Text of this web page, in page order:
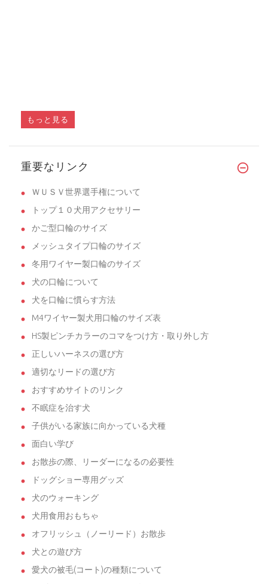
もっと見る
重要なリンク
ＷＵＳＶ世界選手権について
トップ１０犬用アクセサリー
かご型口輪のサイズ
メッシュタイプ口輪のサイズ
冬用ワイヤー製口輪のサイズ
犬の口輪について
犬を口輪に慣らす方法
M4ワイヤー製犬用口輪のサイズ表
HS製ピンチカラーのコマをつけ方・取り外し方
正しいハーネスの選び方
適切なリードの選び方
おすすめサイトのリンク
不眠症を治す犬
子供がいる家族に向かっている犬種
面白い学び
お散歩の際、リーダーになるの必要性
ドッグショー専用グッズ
犬のウォーキング
犬用食用おもちゃ
オフリッシュ（ノーリード）お散歩
犬との遊び方
愛犬の被毛(コート)の種類について